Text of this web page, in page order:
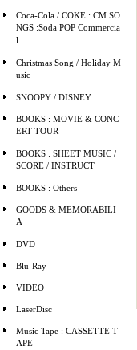
Coca-Cola / COKE : CM SO
NGS :Soda POP Commercia
l
Christmas Song / Holiday M
usic
SNOOPY / DISNEY
BOOKS : MOVIE & CONC
ERT TOUR
BOOKS : SHEET MUSIC /
SCORE / INSTRUCT
BOOKS : Others
GOODS & MEMORABILI
A
DVD
Blu-Ray
VIDEO
LaserDisc
Music Tape : CASSETTE T
APE